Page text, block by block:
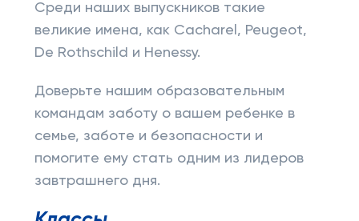
Среди наших выпускников такие
великие имена, как Cacharel, Peugeot,
De Rothschild и Henessy.
Доверьте нашим образовательным
командам заботу о вашем ребенке в
семье, заботе и безопасности и
помогите ему стать одним из лидеров
завтрашнего дня.